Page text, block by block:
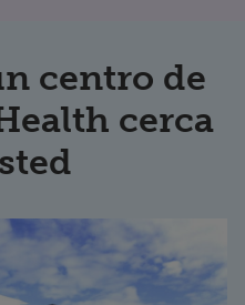
centro de
cerca